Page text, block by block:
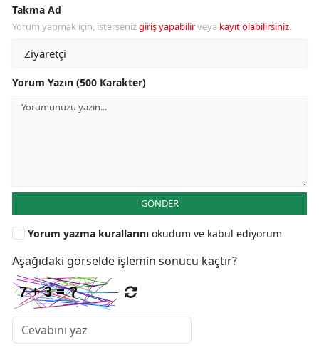
Takma Ad
Yorum yapmak için, istersenizgiriş yapabilirveya kayıt olabilirsiniz.
Yorum Yazın (500 Karakter)
GÖNDER
Yorum yazma kurallarını okudum ve kabul ediyorum
Aşağıdaki görselde işlemin sonucu kaçtır?